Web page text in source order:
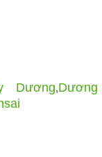
Dương,Dương